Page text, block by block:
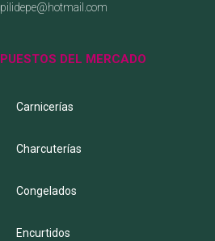
pilidepe@hotmail.com
PUESTOS DEL MERCADO
Carnicerías
Charcuterías
Congelados
Encurtidos